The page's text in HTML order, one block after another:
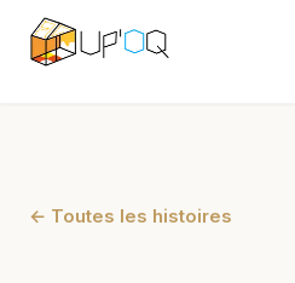
← Toutes les histoires